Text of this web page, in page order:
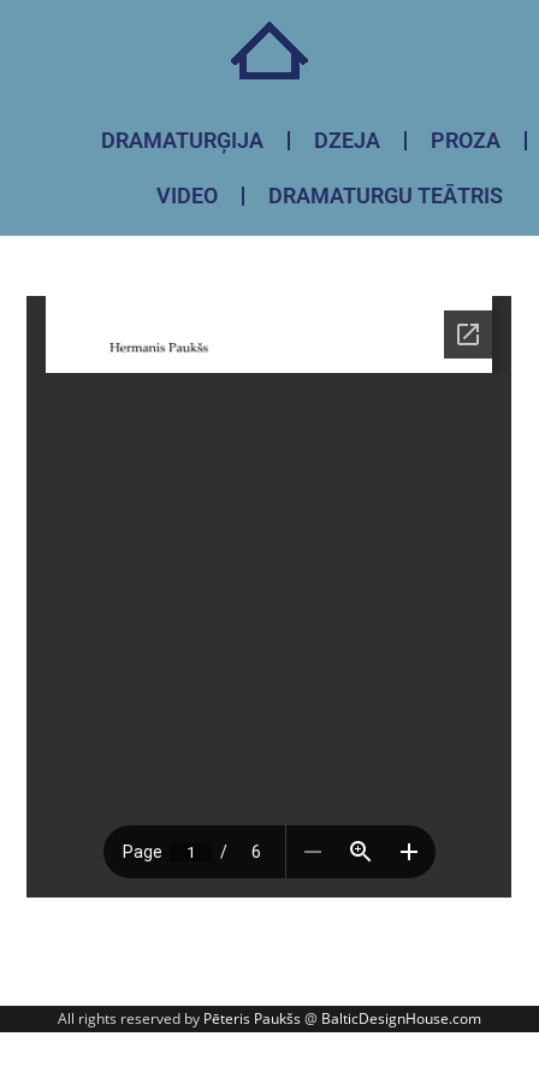
DRAMATURĢIJA DZEJA PROZA
VIDEO DRAMATURGU TEĀTRIS
All rights reserved by Pēteris Paukšs@ BalticDesignHouse.com